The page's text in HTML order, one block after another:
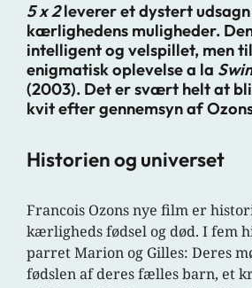
5 x 2leverer et dystert
kærlighedens muligheder.
intelligent og velspillet, men
enigmatisk oplevelse a la
(2003). Det er svært helt at
kvit efter gennemsyn af
Historien og universet
Francois Ozons nye film er
kærligheds fødsel og død. I fem
parret Marion og Gilles: Deres
fødslen af deres fælles barn, et